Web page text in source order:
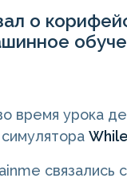
о
время урока
связались